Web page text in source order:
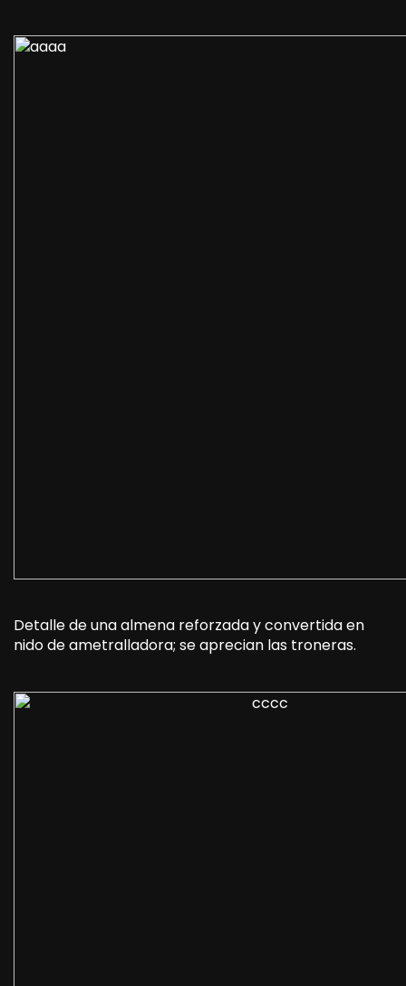
Detalle de una almena reforzada y convertida en
nido de ametralladora; se aprecian las troneras.